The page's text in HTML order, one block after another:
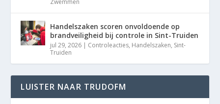
Handelszaken scoren onvoldoende op
brandveiligheid bij controle in Sint-Truiden
jul 29, 2026 | Controleacties, Handelszaken, Sint-
Truiden
LUISTER NAAR TRUDOFM